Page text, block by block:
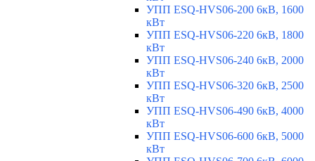
УПП ESQ-HVS06-200 6кВ, 1600
кВт
УПП ESQ-HVS06-220 6кВ, 1800
кВт
УПП ESQ-HVS06-240 6кВ, 2000
кВт
УПП ESQ-HVS06-320 6кВ, 2500
кВт
УПП ESQ-HVS06-490 6кВ, 4000
кВт
УПП ESQ-HVS06-600 6кВ, 5000
кВт